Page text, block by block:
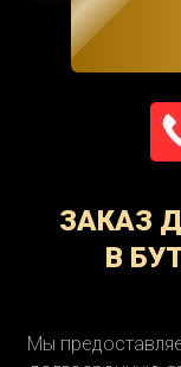
ЗАКАЗ
В
Мы